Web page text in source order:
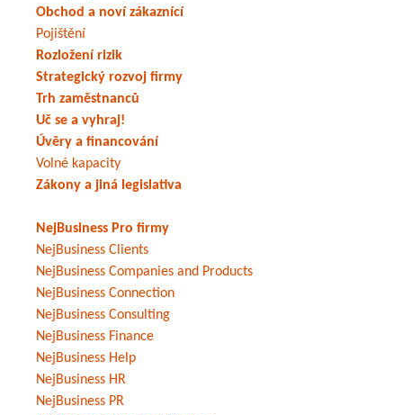
Obchod a noví zákaznící
Pojištění
Rozložení rizik
Strategický rozvoj firmy
Trh zaměstnanců
Uč se a vyhraj!
Úvěry a financování
Volné kapacity
Zákony a jiná legislativa
NejBusiness Pro firmy
NejBusiness Clients
NejBusiness Companies and Products
NejBusiness Connection
NejBusiness Consulting
NejBusiness Finance
NejBusiness Help
NejBusiness HR
NejBusiness PR